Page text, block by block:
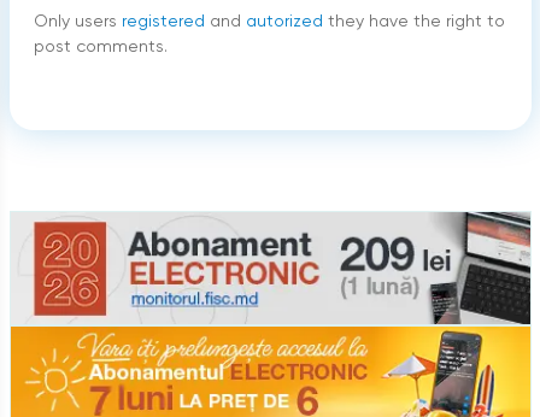
Only users registered and autorized they have the right to
post comments.